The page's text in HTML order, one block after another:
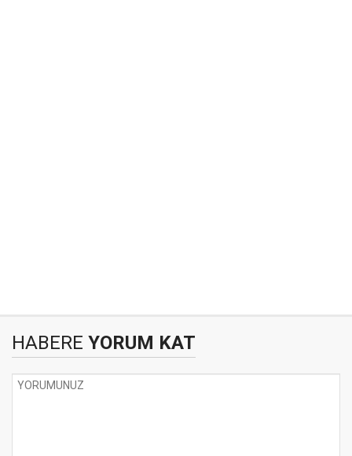
HABERE YORUM KAT